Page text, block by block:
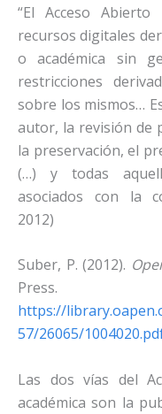
“El Acceso
recursos digitales
o académica sin
restricciones
sobre los mismos…
autor, la revisión de
la preservación, el
(…) y todas
asociados con la
2012)
Suber, P. (2012).
Press.
https://
57/26065/
Las dos vías del
académica son la